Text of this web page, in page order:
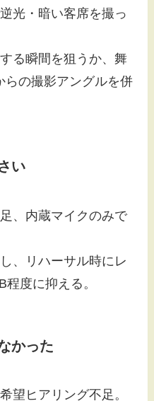
光・暗い客席を撮っ
る瞬間を狙うか、舞
らの撮影アングルを併
い
、内蔵マイクのみで
、リハーサル時にレ
度に抑える。
かった
望ヒアリング不足。